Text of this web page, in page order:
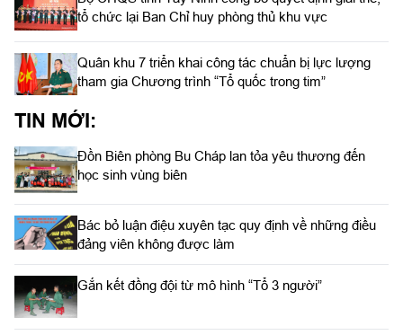
tổ chức lại Ban Chỉ huy phòng thủ khu vực
Quân khu 7 triển khai công tác chuẩn bị lực lượng
tham gia Chương trình “Tổ quốc trong tim”
TIN MỚI:
Đồn Biên phòng Bu Cháp lan tỏa yêu thương đến
học sinh vùng biên
Bác bỏ luận điệu xuyên tạc quy định về những điều
đảng viên không được làm
Gắn kết đồng đội từ mô hình “Tổ 3 người”